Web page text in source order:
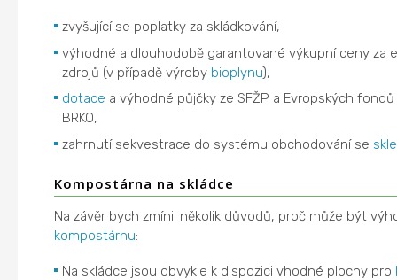
zvyšující se poplatky za skládkování,
výhodné a dlouhodobě garantované výkupní ceny za
zdrojů (v případě výroby bioplynu),
dotace a výhodné půjčky ze SFŽP a Evropských
BRKO,
zahrnutí sekvestrace do systému obchodování se
Kompostárna na skládce
Na závěr bych zmínil několik důvodů, proč může být
kompostárnu:
Na skládce jsou obvykle k dispozici vhodné plochy pro